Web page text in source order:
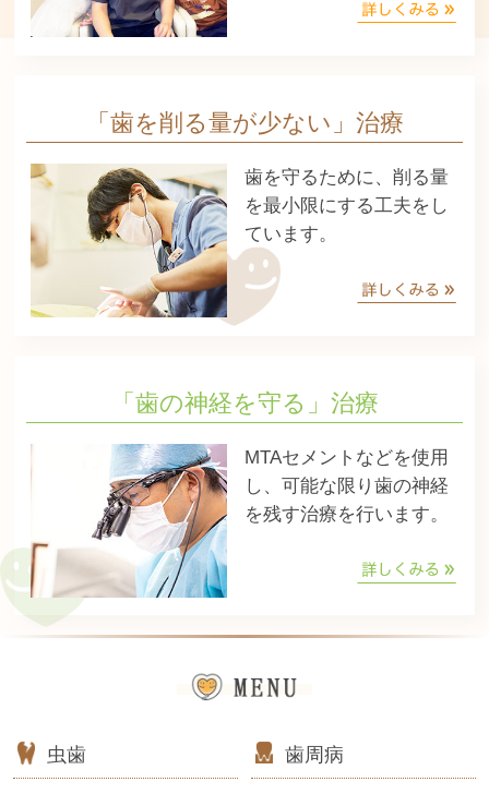
「歯を削る量が少ない」治療
歯を守るために、削る量
を最小限にする工夫をし
ています。
「歯の神経を守る」治療
MTAセメントなどを使用
し、可能な限り歯の神経
を残す治療を行います。
虫歯 歯周病